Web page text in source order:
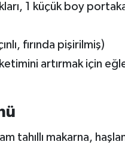
1 küçük boy
fırında pişirilmiş)
artırmak için
tahıllı makarna,